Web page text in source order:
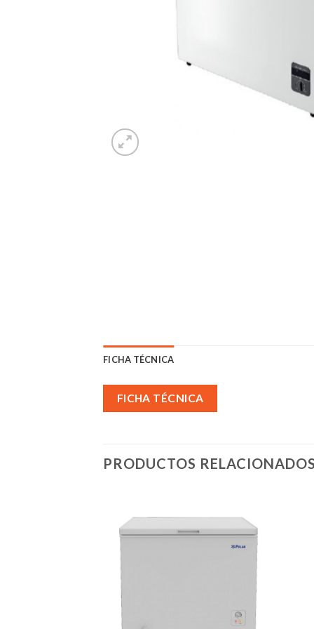
FICHA TÉCNICA
FICHA TÉCNICA
PRODUCTOS RELACIONADOS
a la